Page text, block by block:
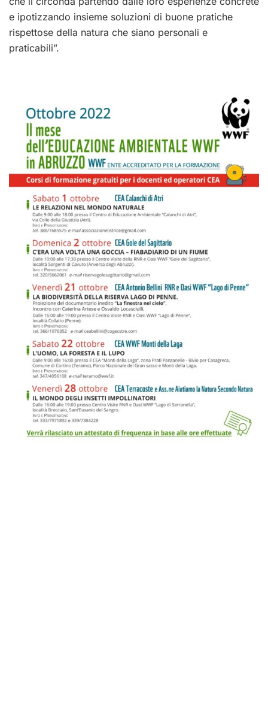
e ipotizzando insieme soluzioni di buone pratiche
rispettose della natura che siano personali e
praticabili”.